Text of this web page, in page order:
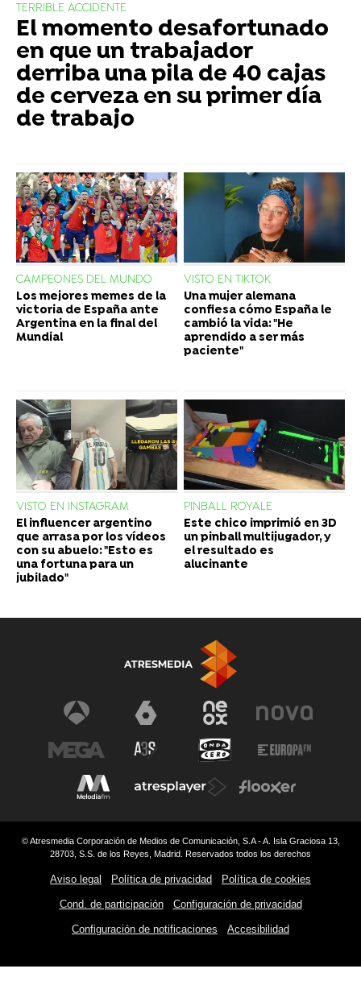
TERRIBLE ACCIDENTE
El momento desafortunado
en que un trabajador
derriba una pila de 40 cajas
de cerveza en su primer día
de trabajo
CAMPEONES DEL MUNDO
Los mejores memes de la
victoria de España ante
Argentina en la final del
Mundial
VISTO EN TIKTOK
Una mujer alemana
confiesa cómo España le
cambió la vida: "He
aprendido a ser más
paciente"
VISTO EN INSTAGRAM
El influencer argentino
que arrasa por los vídeos
con su abuelo: "Esto es
una fortuna para un
jubilado"
PINBALL ROYALE
Este chico imprimió en 3D
un pinball multijugador, y
el resultado es
alucinante
© Atresmedia Corporación de Medios de Comunicación, S.A - A. Isla Graciosa 13,
28703, S.S. de los Reyes, Madrid. Reservados todos los derechos
Aviso legal Política de privacidad Política de cookies
Cond. de participación Configuración de privacidad
Configuración de notificaciones Accesibilidad